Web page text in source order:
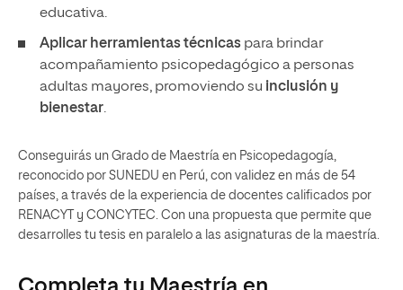
educativa.
Aplicar herramientas técnicas para brindar
acompañamiento psicopedagógico a personas
adultas mayores, promoviendo su inclusión y
bienestar.
Conseguirás un Grado de Maestría en Psicopedagogía,
reconocido por SUNEDU en Perú, con validez en más de 54
países, a través de la experiencia de docentes calificados por
RENACYT y CONCYTEC. Con una propuesta que permite que
desarrolles tu tesis en paralelo a las asignaturas de la maestría.